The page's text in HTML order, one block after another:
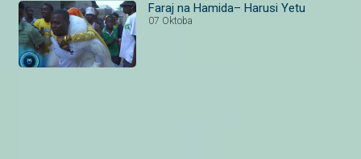
Faraj na Hamida– Harusi Yetu
07 Oktoba